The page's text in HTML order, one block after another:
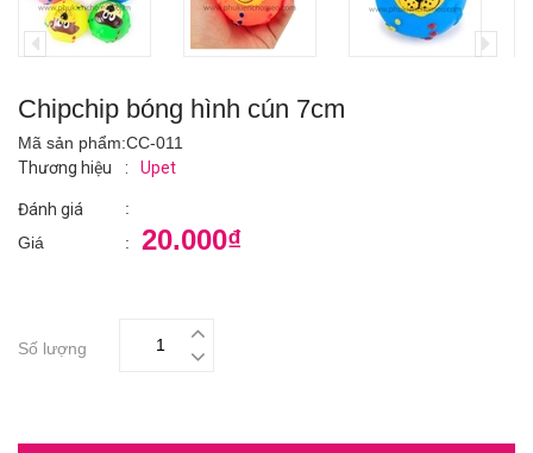
Chipchip bóng hình cún 7cm
Mã sản phẩm:CC-011
Thương hiệu
: Upet
Đánh giá
:
Giá
: 20.000₫
Số lượng